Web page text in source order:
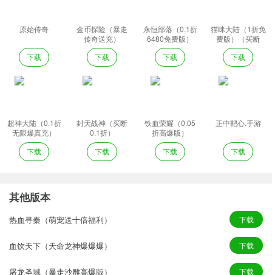
原始传奇
下载
金币探险（暴走
传奇送充）
下载
永恒部落（0.1折
6480免费版）
下载
猫咪大陆（1折免
费版）（买断
券）
下载
超神大陆（0.1折
无限爆真充）
下载
封天战神（买断
0.1折）
下载
铁血荣耀（0.05
折高爆版）
下载
正中靶心.手游
下载
其他版本
热血寻秦（萌宠送十倍福利） 下载
血饮天下（天命龙神爆爆爆） 下载
屠龙圣域（暴走沙雕高爆版） 下载